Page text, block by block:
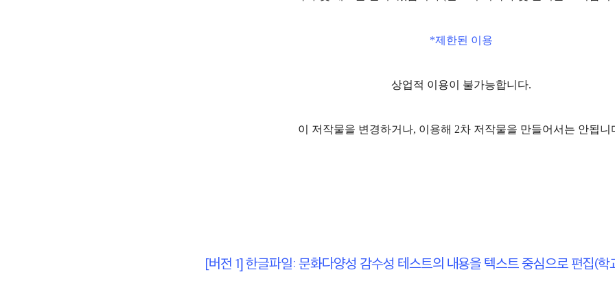
*제한된 이용
상업적 이용이 불가능합니다.
이 저작물을 변경하거나, 이용해 2차 저작물을 만들어서는 안됩니
[버전 1] 한글파일: 문화다양성 감수성 테스트의 내용을 텍스트 중심으로 편집(학